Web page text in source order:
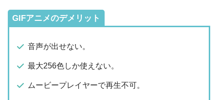
GIFアニメのデメリット
音声が出せない。
最大256色しか使えない。
ムービープレイヤーで再生不可。